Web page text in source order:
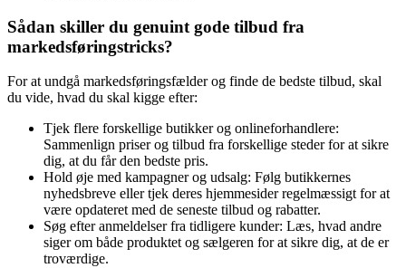
Sådan skiller du genuint gode tilbud fra
markedsføringstricks?
For at undgå markedsføringsfælder og finde de bedste tilbud, skal
du vide, hvad du skal kigge efter:
Tjek flere forskellige butikker og onlineforhandlere:
Sammenlign priser og tilbud fra forskellige steder for at sikre
dig, at du får den bedste pris.
Hold øje med kampagner og udsalg: Følg butikkernes
nyhedsbreve eller tjek deres hjemmesider regelmæssigt for at
være opdateret med de seneste tilbud og rabatter.
Søg efter anmeldelser fra tidligere kunder: Læs, hvad andre
siger om både produktet og sælgeren for at sikre dig, at de er
troværdige.